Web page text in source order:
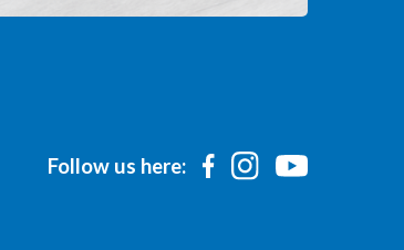
Follow us here: